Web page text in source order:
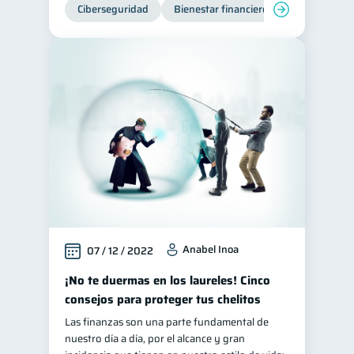
Ciberseguridad Bienestar financiero
07 / 12 / 2022 Anabel Inoa
¡No te duermas en los laureles! Cinco
consejos para proteger tus chelitos
Las finanzas son una parte fundamental de
nuestro día a día, por el alcance y gran